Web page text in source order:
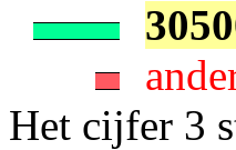
Het cijfer 3